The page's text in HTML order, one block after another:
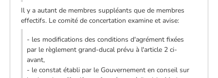
Il y a autant de membres suppléants que de membres
effectifs. Le comité de concertation examine et avise:
- les modifications des conditions d'agrément fixées
par le règlement grand-ducal prévu à l'article 2 ci-
avant,
- le constat établi par le Gouvernement en conseil sur